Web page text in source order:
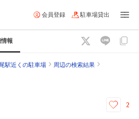
会員登録 駐車場貸出
報
駅近くの駐車場 周辺の検索結果
2